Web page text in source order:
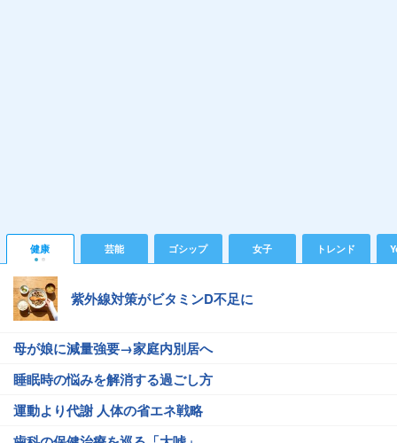
健康 芸能 ゴシップ 女子 トレンド
紫外線対策がビタミンD不足に
母が娘に減量強要→家庭内別居へ
睡眠時の悩みを解消する過ごし方
運動より代謝 人体の省エネ戦略